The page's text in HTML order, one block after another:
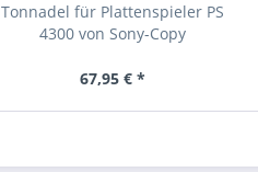
Tonnadel für Plattenspieler PS
4300 von Sony-Copy
67,95 € *